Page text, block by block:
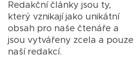
Redakční články jsou ty,
který vznikají jako unikátní
obsah pro naše čtenáře a
jsou vytvářeny zcela a pouze
naší redakcí.